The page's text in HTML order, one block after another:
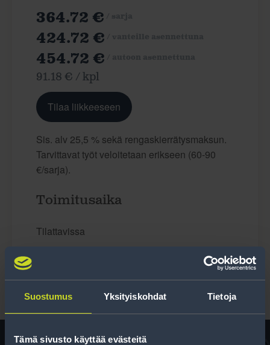
Suostumus Yksityiskohdat Tietoja
Tämä sivusto käyttää evästeitä
364.72 €
424.72 €
454.72 €
91.18 € / kpl
Tilaa liikkeeseen
Sis. alv 25,5 % sekä rengaskierrätysmaksun.
Tarvittavat työt veloitetaan erikseen (60-90
€/sarja).
Toimitusaika
Tilattavissa